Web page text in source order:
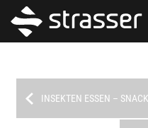
INSEKTEN ESSEN –